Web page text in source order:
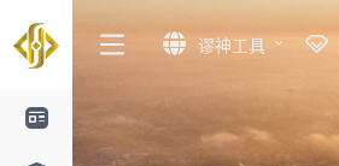
谬神工具